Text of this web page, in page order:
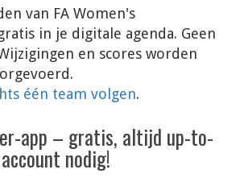
van FA Women's
in je digitale agenda. Geen
en scores worden
één team volgen.
app – gratis, altijd up-to-
nodig!